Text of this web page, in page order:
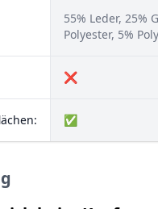
55% Leder, 25%
Polyester, 5%
❌
✅